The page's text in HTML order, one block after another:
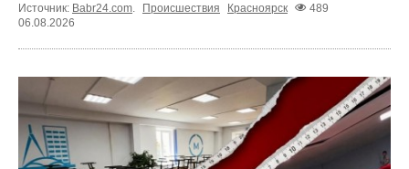
Источник: Babr24.com. Происшествия Красноярск
489
06.08.2026